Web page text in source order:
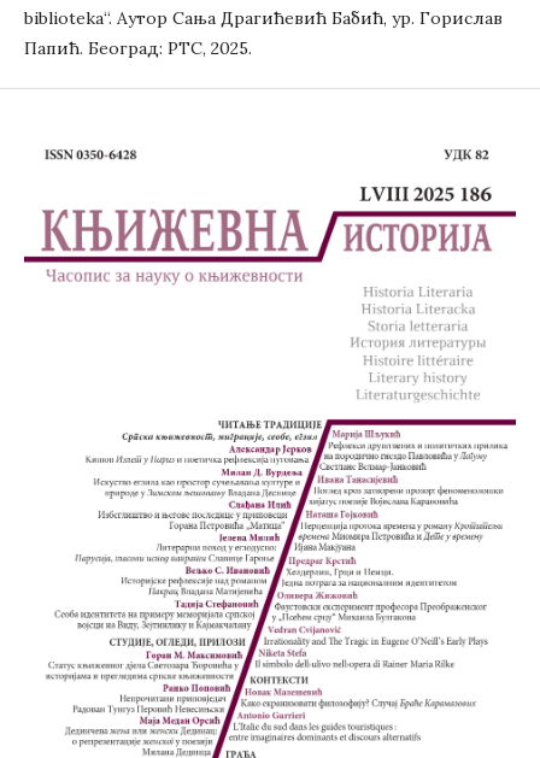
biblioteka“. Аутор Сања Драгићевић Бабић, ур. Горислав
Папић. Београд: РТС, 2025.